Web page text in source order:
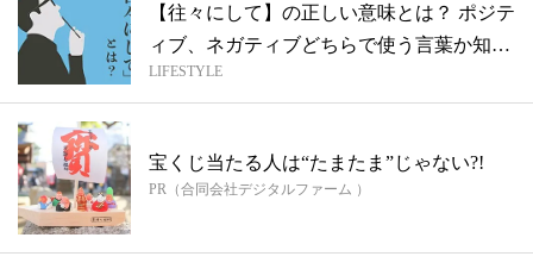
【往々にして】の正しい意味とは？ ポジテ
ィブ、ネガティブどちらで使う言葉か知
っ...
LIFESTYLE
宝くじ当たる人は“たまたま”じゃない?!
PR（合同会社デジタルファーム ）